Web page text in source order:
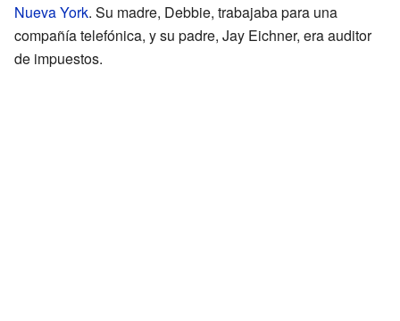
Nueva York. Su madre, Debbie, trabajaba para una
compañía telefónica, y su padre, Jay Eichner, era auditor
de impuestos.